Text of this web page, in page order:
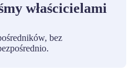
właścicielami
bez